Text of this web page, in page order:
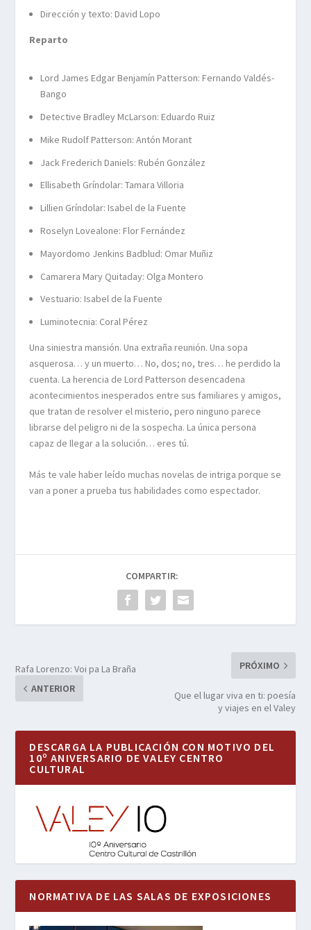
Dirección y texto: David Lopo
Reparto
Lord James Edgar Benjamín Patterson: Fernando Valdés-
Bango
Detective Bradley McLarson: Eduardo Ruiz
Mike Rudolf Patterson: Antón Morant
Jack Frederich Daniels: Rubén González
Ellisabeth Gríndolar: Tamara Villoria
Lillien Gríndolar: Isabel de la Fuente
Roselyn Lovealone: Flor Fernández
Mayordomo Jenkins Badblud: Omar Muñiz
Camarera Mary Quitaday: Olga Montero
Vestuario: Isabel de la Fuente
Luminotecnia: Coral Pérez
Una siniestra mansión. Una extraña reunión. Una sopa
asquerosa… y un muerto… No, dos; no, tres… he perdido la
cuenta. La herencia de Lord Patterson desencadena
acontecimientos inesperados entre sus familiares y amigos,
que tratan de resolver el misterio, pero ninguno parece
librarse del peligro ni de la sospecha. La única persona
capaz de llegar a la solución… eres tú.
Más te vale haber leído muchas novelas de intriga porque se
van a poner a prueba tus habilidades como espectador.
COMPARTIR:
Rafa Lorenzo: Voi pa La Braña
ANTERIOR
PRÓXIMO
Que el lugar viva en ti: poesía
y viajes en el Valey
DESCARGA LA PUBLICACIÓN CON MOTIVO DEL
10º ANIVERSARIO DE VALEY CENTRO
CULTURAL
NORMATIVA DE LAS SALAS DE EXPOSICIONES